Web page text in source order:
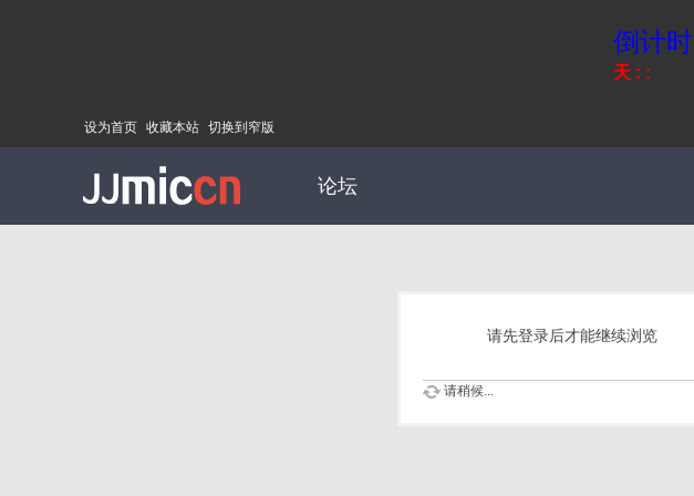
倒计时
天 : :
设为首页 收藏本站 切换到窄版
论坛
请先登录后才能继续浏览
请稍候...